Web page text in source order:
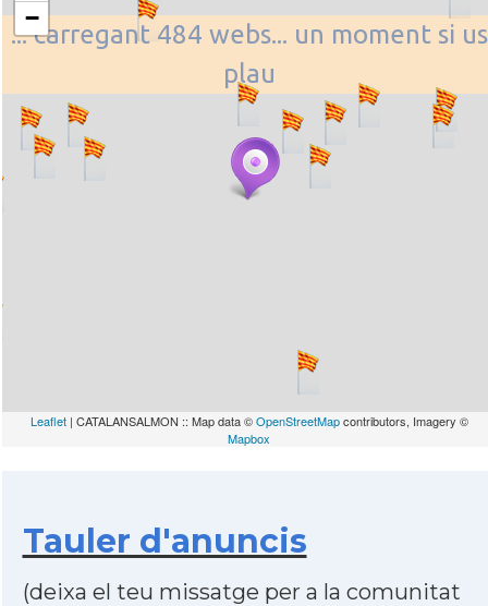
... carregant 484 webs... un moment si us
plau
−
Leaflet| CATALANSALMON :: Map data ©OpenStreetMapcontributors, Imagery ©
Mapbox
Tauler d'anuncis
(deixa el teu missatge per a la comunitat